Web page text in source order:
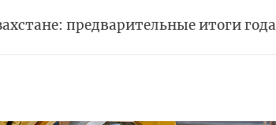
предварительные итоги года